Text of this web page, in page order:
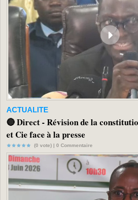
ACTUALITE
🔴 Direct - Révision de la
et Cie face à la presse
(0 vote) | 0 Commentaire